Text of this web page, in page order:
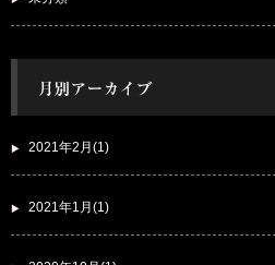
2021年2月(1)
2021年1月(1)